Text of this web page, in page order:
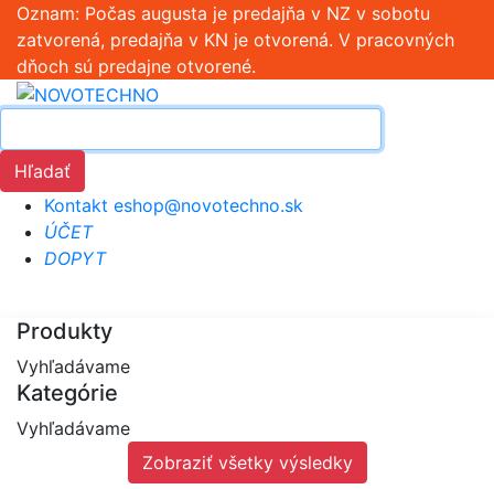
Oznam: Počas augusta je predajňa v NZ v sobotu
zatvorená, predajňa v KN je otvorená. V pracovných
dňoch sú predajne otvorené.
Hľadať
Kontakt eshop@novotechno.sk
ÚČET
DOPYT
Produkty
Vyhľadávame
Kategórie
Vyhľadávame
Zobraziť všetky výsledky